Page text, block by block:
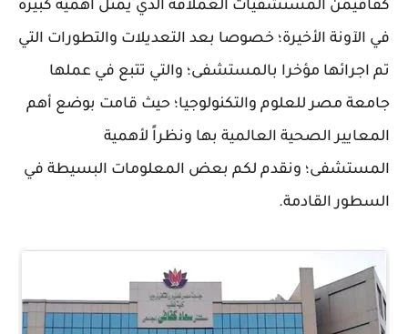
كفافيمن المستشفيات العملاقة الذي يمثل أهمية كبيرة
في الآونة الأخيرة؛ خصوصا بعد التعديلات والتطورات التي
تم اجرائها مؤخرا بالمستشفى؛ والتي تتبع في عملها
جامعة مصر للعلوم والتكنولوجيا؛ حيث قامت بوضع أهم
المعايير الصحية العالمية بها ونظراً لأهمية
المستشفى؛ ونقدم لكم بعض المعلومات البسيطة في
السطور القادمة.